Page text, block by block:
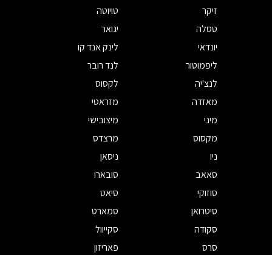
זיקר
טויוטה
טסלה
יגואר
יונדאי
לינק אנד קו
ליפמוטור
לנד רובר
לנצ'יה
לקסוס
מאזדה
מזראטי
מיני
מיצובישי
מקסוס
מרצדס
ניו
ניסאן
סאאב
סובארו
סוזוקי
סיאט
סיטרואן
סמארט
סקודה
סקייוול
סרס
פאריזון